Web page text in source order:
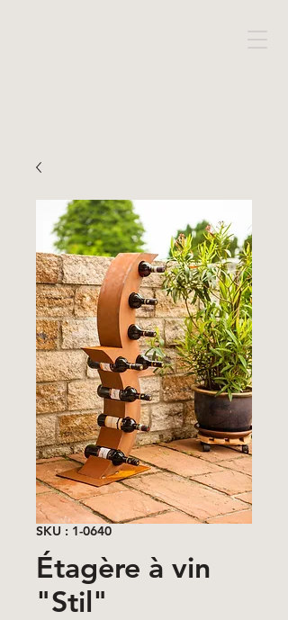
SKU : 1-0640
Étagère à vin
"Stil"